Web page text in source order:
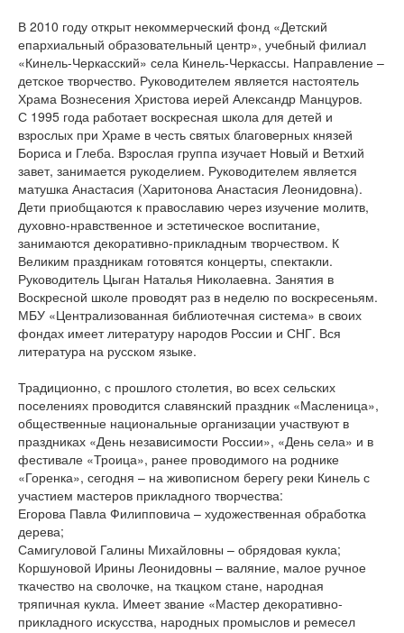
В 2010 году открыт некоммерческий фонд «Детский
епархиальный образовательный центр», учебный филиал
«Кинель-Черкасский» села Кинель-Черкассы. Направление –
детское творчество. Руководителем является настоятель
Храма Вознесения Христова иерей Александр Манцуров.
С 1995 года работает воскресная школа для детей и
взрослых при Храме в честь святых благоверных князей
Бориса и Глеба. Взрослая группа изучает Новый и Ветхий
завет, занимается рукоделием. Руководителем является
матушка Анастасия (Харитонова Анастасия Леонидовна).
Дети приобщаются к православию через изучение молитв,
духовно-нравственное и эстетическое воспитание,
занимаются декоративно-прикладным творчеством. К
Великим праздникам готовятся концерты, спектакли.
Руководитель Цыган Наталья Николаевна. Занятия в
Воскресной школе проводят раз в неделю по воскресеньям.
МБУ «Централизованная библиотечная система» в своих
фондах имеет литературу народов России и СНГ. Вся
литература на русском языке.
Традиционно, с прошлого столетия, во всех сельских
поселениях проводится славянский праздник «Масленица»,
общественные национальные организации участвуют в
праздниках «День независимости России», «День села» и в
фестивале «Троица», ранее проводимого на роднике
«Горенка», сегодня – на живописном берегу реки Кинель с
участием мастеров прикладного творчества:
Егорова Павла Филипповича – художественная обработка
дерева;
Самигуловой Галины Михайловны – обрядовая кукла;
Коршуновой Ирины Леонидовны – валяние, малое ручное
ткачество на сволочке, на ткацком стане, народная
тряпичная кукла. Имеет звание «Мастер декоративно-
прикладного искусства, народных промыслов и ремесел